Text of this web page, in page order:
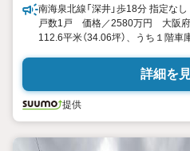
南海泉北線「深井」歩18分 指定
戸数1戸 価格／2580万円 大阪
112.6平米（34.06坪）、うち１階
詳細を
提供